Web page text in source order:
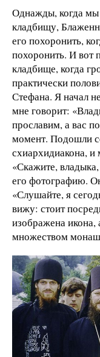
Однажды, когда
кладбищу,
его похоронить,
похоронить. И вот
кладбище, когда
практически
Стефана. Я начал
мне говорит:
прославим, а вас
момент. Подошли
схиархидиакона,
«Скажите,
его фотографию.
«Слушайте, я
вижу: стоит
изображена
множеством